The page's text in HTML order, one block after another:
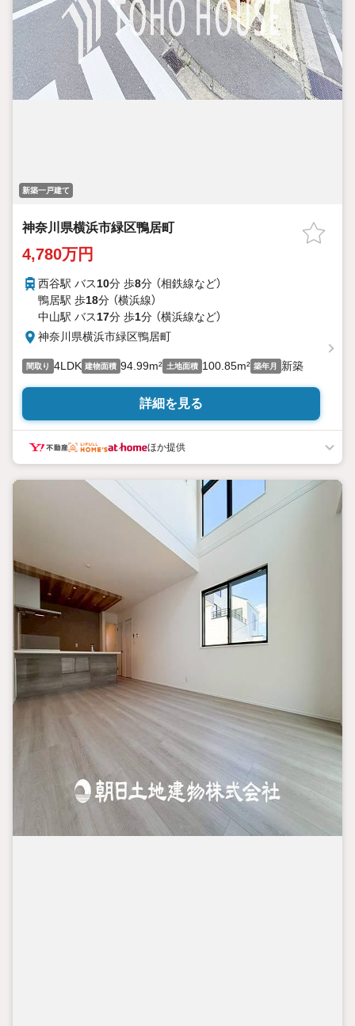
新築一戸建て
神奈川県横浜市緑区鴨居町
4,780万円
西谷駅 バス10分 歩8分 （相鉄線など）
鴨居駅 歩18分 （横浜線）
中山駅 バス17分 歩1分 （横浜線など）
神奈川県横浜市緑区鴨居町
間取り 4LDK 建物面積 94.99m² 土地面積 100.85m² 築年月 新築
詳細を見る
ほか提供